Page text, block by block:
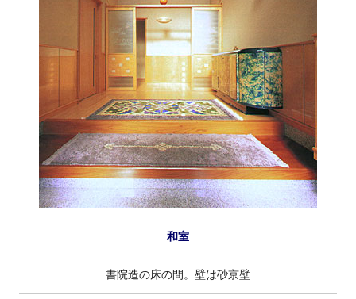
和室
書院造の床の間。壁は砂京壁